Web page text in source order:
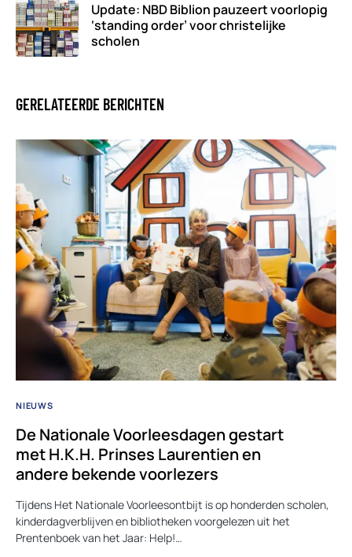
Update: NBD Biblion pauzeert voorlopig
‘standing order’ voor christelijke
scholen
GERELATEERDE BERICHTEN
NIEUWS
De Nationale Voorleesdagen gestart
met H.K.H. Prinses Laurentien en
andere bekende voorlezers
Tijdens Het Nationale Voorleesontbijt is op honderden scholen,
kinderdagverblijven en bibliotheken voorgelezen uit het
Prentenboek van het Jaar: Help!…